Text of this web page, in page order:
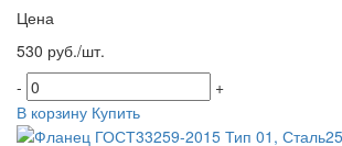
Цена
530 руб./шт.
-
+
В корзину Купить